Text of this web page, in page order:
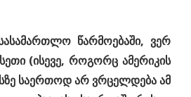
წარმოებაში, ვერ
(ისევე, როგორც ამერიკის
საერთოდ არ ვრცელდება ამ